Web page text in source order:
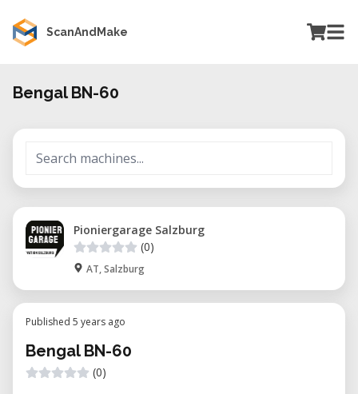
ScanAndMake
Bengal BN-60
Pioniergarage Salzburg
(0)
AT, Salzburg
Published 5 years ago
Bengal BN-60
(0)